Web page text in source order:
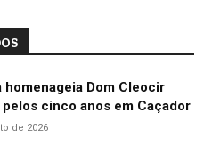
homenageia Dom Cleocir
cinco anos em Caçador
de 2026